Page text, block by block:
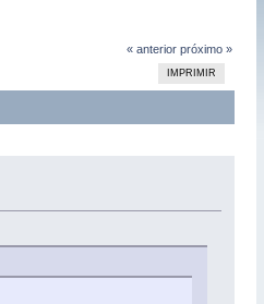
« anterior próximo »
IMPRIMIR